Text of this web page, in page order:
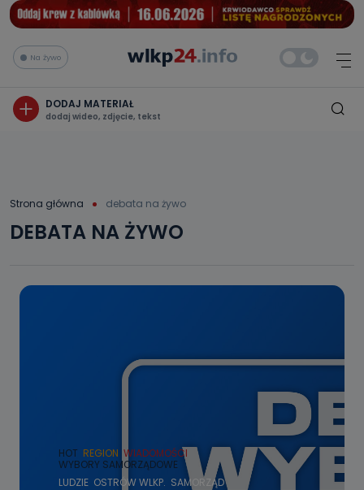
Na żywo
DODAJ MATERIAŁ
dodaj wideo, zdjęcie, tekst
Strona główna debata na żywo
DEBATA NA ŻYWO
HOT REGION WIADOMOŚCI
WYBORY SAMORZĄDOWE
LUDZIE OSTRÓW WLKP. SAMORZĄD